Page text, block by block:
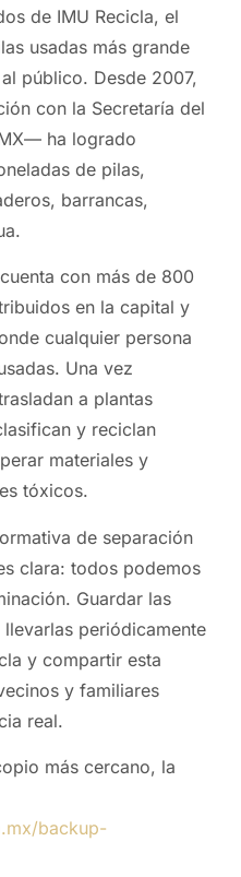
de IMU Recicla, el
usadas más grande
público. Desde 2007,
con la Secretaría del
ha logrado
de pilas,
barrancas,
con más de 800
en la capital y
cualquier persona
Una vez
a plantas
y reciclan
materiales y
tóxicos.
de separación
clara: todos podemos
Guardar las
periódicamente
y compartir esta
y familiares
real.
más cercano, la
backup-